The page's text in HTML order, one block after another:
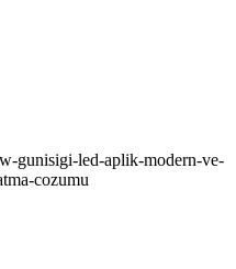
gunisigi-led-aplik-modern-ve-
cozumu